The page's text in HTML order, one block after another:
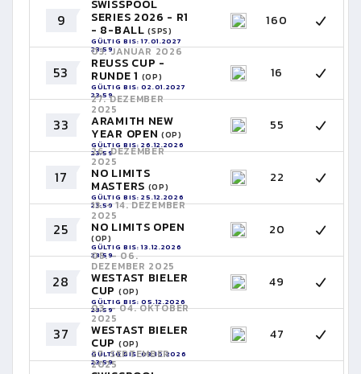
9
SWISSPOOL
SERIES 2026 - R1
- 8-BALL(SPS)
GÜLTIG BIS: 17.01.2027
23:59
160
53
03. JANUAR 2026
REUSS CUP -
RUNDE 1 (OP)
GÜLTIG BIS: 02.01.2027
23:59
16
33
27. DEZEMBER
2025
ARAMITH NEW
YEAR OPEN (OP)
GÜLTIG BIS: 26.12.2026
23:59
55
17
26. DEZEMBER
2025
NO LIMITS
MASTERS (OP)
GÜLTIG BIS: 25.12.2026
23:59
22
25
13. - 14. DEZEMBER
2025
NO LIMITS OPEN
(OP)
GÜLTIG BIS: 13.12.2026
23:59
20
28
05. - 06.
DEZEMBER 2025
WESTAST BIELER
CUP (OP)
GÜLTIG BIS: 05.12.2026
23:59
49
37
03. - 04. OKTOBER
2025
WESTAST BIELER
CUP (OP)
GÜLTIG BIS: 03.10.2026
23:59
47
27. SEPTEMBER
2025